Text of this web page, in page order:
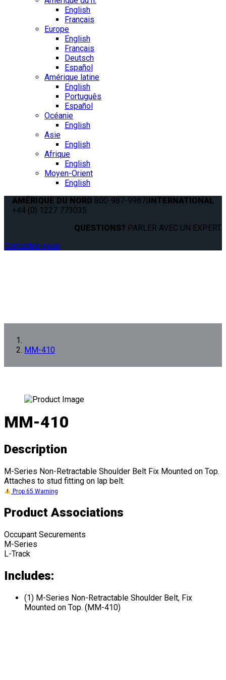
English
Français
Europe
English
Français
Deutsch
Español
Amérique latine
English
Português
Español
Océanie
English
Asie
English
Afrique
English
Moyen-Orient
English
AMÉRIQUE DU NORD 800-987-9987|INTERNATIONAL
+44 (0) 1227 773035
QUESTIONS? PARLER AVEC UN EXPERT.
Contactez-nous
MM-410
MM-410
Description
M-Series Non-Retractable Shoulder Belt Fix Mounted on Top.
Attaches to stud fitting on lap belt.
Prop 65 Warning
Product Associations
Occupant Securements
M-Series
L-Track
Includes:
(1) M-Series Non-Retractable Shoulder Belt, Fix
Mounted on Top. (MM-410)